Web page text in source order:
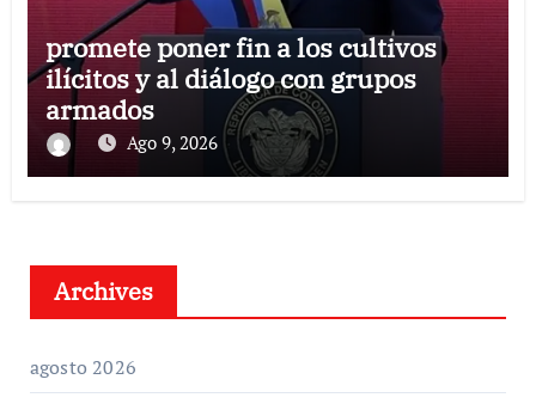
promete poner fin a los cultivos
ilícitos y al diálogo con grupos
armados
Ago 9, 2026
Archives
agosto 2026